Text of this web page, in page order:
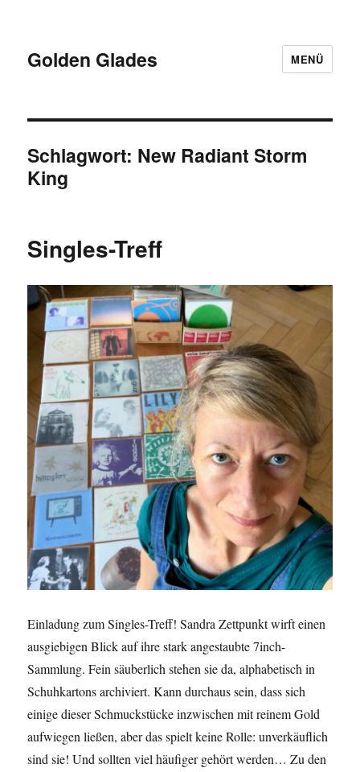
Golden Glades MENÜ
Schlagwort: New Radiant Storm
King
Singles-Treff
Einladung zum Singles-Treff! Sandra Zettpunkt wirft einen
ausgiebigen Blick auf ihre stark angestaubte 7inch-
Sammlung. Fein säuberlich stehen sie da, alphabetisch in
Schuhkartons archiviert. Kann durchaus sein, dass sich
einige dieser Schmuckstücke inzwischen mit reinem Gold
aufwiegen ließen, aber das spielt keine Rolle: unverkäuflich
sind sie! Und sollten viel häufiger gehört werden… Zu den